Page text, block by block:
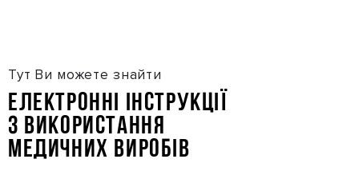
вмісту
Тут Ви можете знайти
Електронні інструкції
з використання
медичних виробів